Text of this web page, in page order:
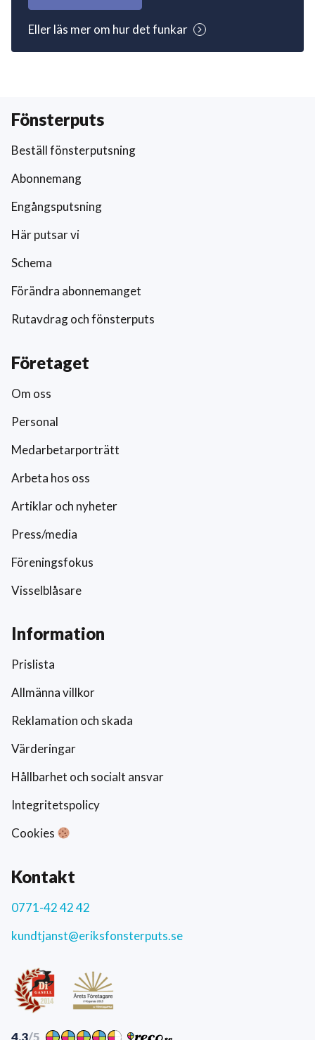
Eller läs mer om hur det funkar
Fönsterputs
Beställ fönsterputsning
Abonnemang
Engångsputsning
Här putsar vi
Schema
Förändra abonnemanget
Rutavdrag och fönsterputs
Företaget
Om oss
Personal
Medarbetarporträtt
Arbeta hos oss
Artiklar och nyheter
Press/media
Föreningsfokus
Visselblåsare
Information
Prislista
Allmänna villkor
Reklamation och skada
Värderingar
Hållbarhet och socialt ansvar
Integritetspolicy
Cookies
Kontakt
0771-42 42 42
kundtjanst@eriksfonsterputs.se
4.3/5